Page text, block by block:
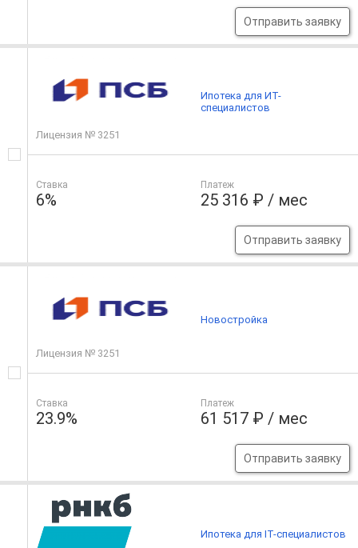
Отправить заявку
Лицензия № 3251
Ставка
6%
Платеж
25 316 ₽ / мес
Отправить заявку
Ипотека для ИТ-
специалистов
Лицензия № 3251
Ставка
23.9%
Платеж
61 517 ₽ / мес
Отправить заявку
Новостройка
Ипотека для IT-специалистов